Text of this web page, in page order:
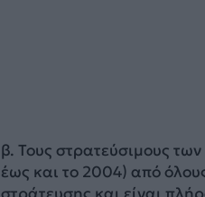
β. Τους στρατεύσιμους
έως και το 2004) από